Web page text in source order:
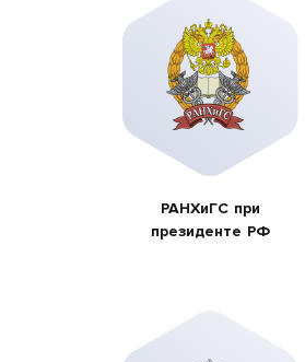
РАНХиГС при
президенте РФ